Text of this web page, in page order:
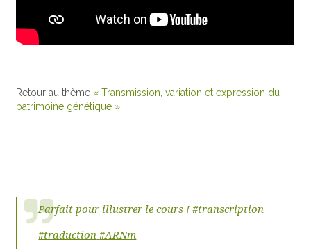
Retour au thème « Transmission, variation et expression du
patrimoine génétique »
Parfait pour illustrer le cours !#transcription
#traduction #ARNm